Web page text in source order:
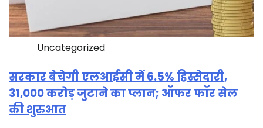
Uncategorized
सरकार बेचेगी एलआईसी में 6.5% हिस्सेदारी,
31,000 करोड़ जुटाने का प्लान; ऑफर फॉर सेल
की शुरुआत